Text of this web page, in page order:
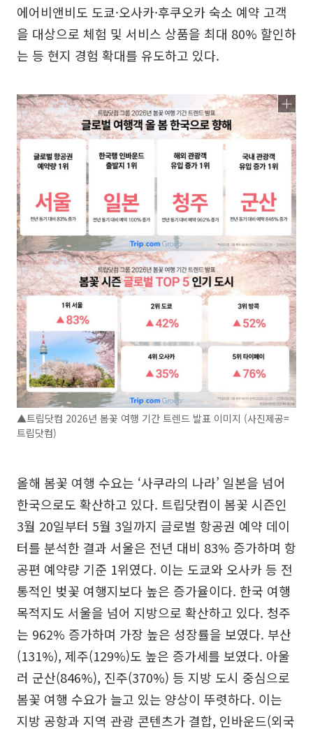
에어비앤비도 도쿄·오사카·후쿠오카 숙소 예약 고객
을 대상으로 체험 및 서비스 상품을 최대 80% 할인하
는 등 현지 경험 확대를 유도하고 있다.
▲트립닷컴 2026년 봄꽃 여행 기간 트렌드 발표 이미지 (사진제공=
트립닷컴)
올해 봄꽃 여행 수요는 ‘사쿠라의 나라’ 일본을 넘어
한국으로도 확산하고 있다. 트립닷컴이 봄꽃 시즌인
3월 20일부터 5월 3일까지 글로벌 항공권 예약 데이
터를 분석한 결과 서울은 전년 대비 83% 증가하며 항
공편 예약량 기준 1위였다. 이는 도쿄와 오사카 등 전
통적인 벚꽃 여행지보다 높은 증가율이다. 한국 여행
목적지도 서울을 넘어 지방으로 확산하고 있다. 청주
는 962% 증가하며 가장 높은 성장률을 보였다. 부산
(131%), 제주(129%)도 높은 증가세를 보였다. 아울
러 군산(846%), 진주(370%) 등 지방 도시 중심으로
봄꽃 여행 수요가 늘고 있는 양상이 뚜렷하다. 이는
지방 공항과 지역 관광 콘텐츠가 결합, 인바운드(외국